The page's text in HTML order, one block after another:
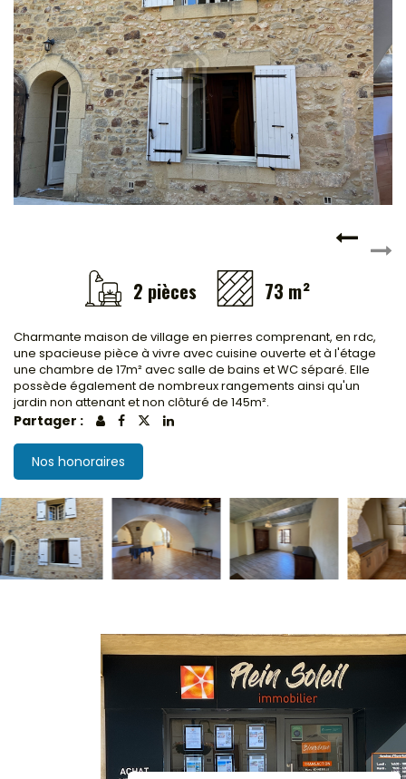
Locaux commerciaux
Immeubles
L'agence
2 pièces 73 m²
Charmante maison de village en pierres comprenant, en rdc,
une spacieuse pièce à vivre avec cuisine ouverte et à l'étage
une chambre de 17m² avec salle de bains et WC séparé. Elle
possède également de nombreux rangements ainsi qu'un
jardin non attenant et non clôturé de 145m².
Partager :
Nos honoraires